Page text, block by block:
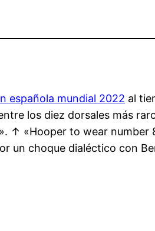
española mundial 2022 al
los diez dorsales más
↑ «Hooper to wear number
un choque dialéctico con